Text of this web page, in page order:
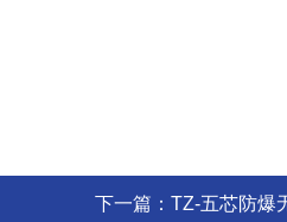
下一篇： TZ-五芯防爆